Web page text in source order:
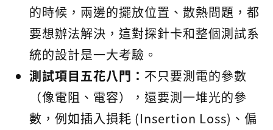
的時候，兩邊的擺放位置、散熱問題，都
要想辦法解決，這對探針卡和整個測試系
統的設計是一大考驗。
測試項目五花八門： 不只要測電的參數
（像電阻、電容），還要測一堆光的參
數，例如插入損耗 (Insertion Loss)、偏